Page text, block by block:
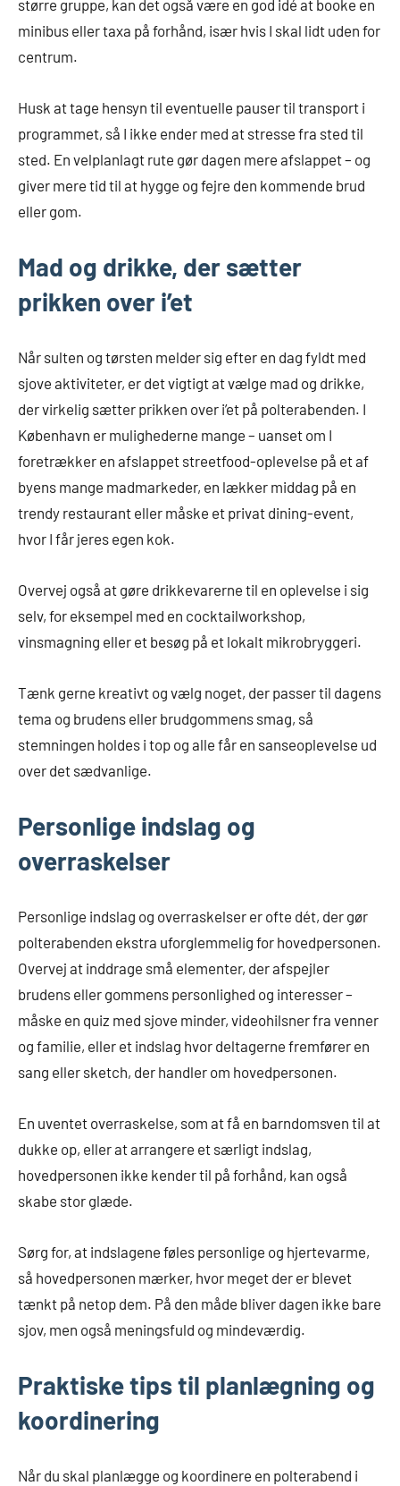
større gruppe, kan det også være en god idé at booke en
minibus eller taxa på forhånd, især hvis I skal lidt uden for
centrum.
Husk at tage hensyn til eventuelle pauser til transport i
programmet, så I ikke ender med at stresse fra sted til
sted. En velplanlagt rute gør dagen mere afslappet – og
giver mere tid til at hygge og fejre den kommende brud
eller gom.
Mad og drikke, der sætter
prikken over i’et
Når sulten og tørsten melder sig efter en dag fyldt med
sjove aktiviteter, er det vigtigt at vælge mad og drikke,
der virkelig sætter prikken over i’et på polterabenden. I
København er mulighederne mange – uanset om I
foretrækker en afslappet streetfood-oplevelse på et af
byens mange madmarkeder, en lækker middag på en
trendy restaurant eller måske et privat dining-event,
hvor I får jeres egen kok.
Overvej også at gøre drikkevarerne til en oplevelse i sig
selv, for eksempel med en cocktailworkshop,
vinsmagning eller et besøg på et lokalt mikrobryggeri.
Tænk gerne kreativt og vælg noget, der passer til dagens
tema og brudens eller brudgommens smag, så
stemningen holdes i top og alle får en sanseoplevelse ud
over det sædvanlige.
Personlige indslag og
overraskelser
Personlige indslag og overraskelser er ofte dét, der gør
polterabenden ekstra uforglemmelig for hovedpersonen.
Overvej at inddrage små elementer, der afspejler
brudens eller gommens personlighed og interesser –
måske en quiz med sjove minder, videohilsner fra venner
og familie, eller et indslag hvor deltagerne fremfører en
sang eller sketch, der handler om hovedpersonen.
En uventet overraskelse, som at få en barndomsven til at
dukke op, eller at arrangere et særligt indslag,
hovedpersonen ikke kender til på forhånd, kan også
skabe stor glæde.
Sørg for, at indslagene føles personlige og hjertevarme,
så hovedpersonen mærker, hvor meget der er blevet
tænkt på netop dem. På den måde bliver dagen ikke bare
sjov, men også meningsfuld og mindeværdig.
Praktiske tips til planlægning og
koordinering
Når du skal planlægge og koordinere en polterabend i